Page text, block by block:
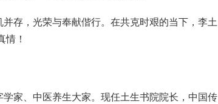
存，光荣与奉献偕行。在共克时艰的当下，李土
！
家、中医养生大家。现任土生书院院长，中国传